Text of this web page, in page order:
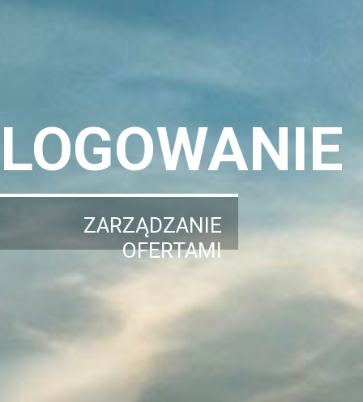
LOGOWANIE
ZARZĄDZANIE
OFERTAMI